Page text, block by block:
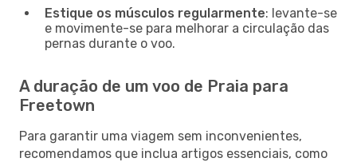
Estique os músculos regularmente: levante-se
e movimente-se para melhorar a circulação das
pernas durante o voo.
A duração de um voo de Praia para
Freetown
Para garantir uma viagem sem inconvenientes,
recomendamos que inclua artigos essenciais, como